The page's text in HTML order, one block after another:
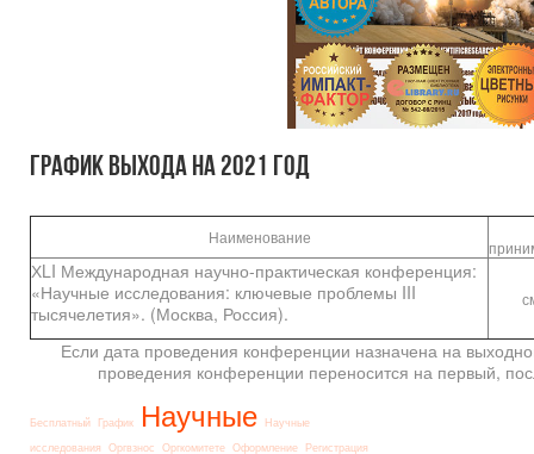
График выхода на 2021 год
Наименование
ХLI Международная научно-практическая конференция:
«Научные исследования: ключевые проблемы III
тысячелетия». (Москва, Россия).
Если дата проведения конференции назначена на
проведения конференции переносится на первый,
Бесплатный График Научные Научные
исследования Оргвзнос Оргкомитете Оформление Регистрация